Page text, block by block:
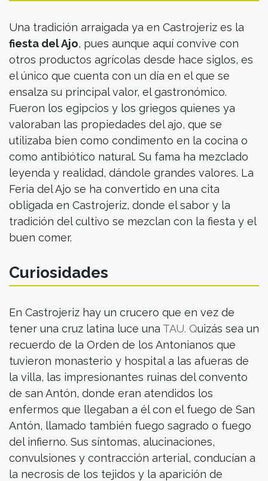
Una tradición arraigada ya en Castrojeriz es la
fiesta del Ajo, pues aunque aquí convive con
otros productos agrícolas desde hace siglos, es
el único que cuenta con un día en el que se
ensalza su principal valor, el gastronómico.
Fueron los egipcios y los griegos quienes ya
valoraban las propiedades del ajo, que se
utilizaba bien como condimento en la cocina o
como antibiótico natural. Su fama ha mezclado
leyenda y realidad, dándole grandes valores. La
Feria del Ajo se ha convertido en una cita
obligada en Castrojeriz, donde el sabor y la
tradición del cultivo se mezclan con la fiesta y el
buen comer.
Curiosidades
En Castrojeriz hay un crucero que en vez de
tener una cruz latina luce una TAU. Quizás sea un
recuerdo de la Orden de los Antonianos que
tuvieron monasterio y hospital a las afueras de
la villa, las impresionantes ruinas del convento
de san Antón, donde eran atendidos los
enfermos que llegaban a él con el fuego de San
Antón, llamado también fuego sagrado o fuego
del infierno. Sus síntomas, alucinaciones,
convulsiones y contracción arterial, conducían a
la necrosis de los tejidos y la aparición de